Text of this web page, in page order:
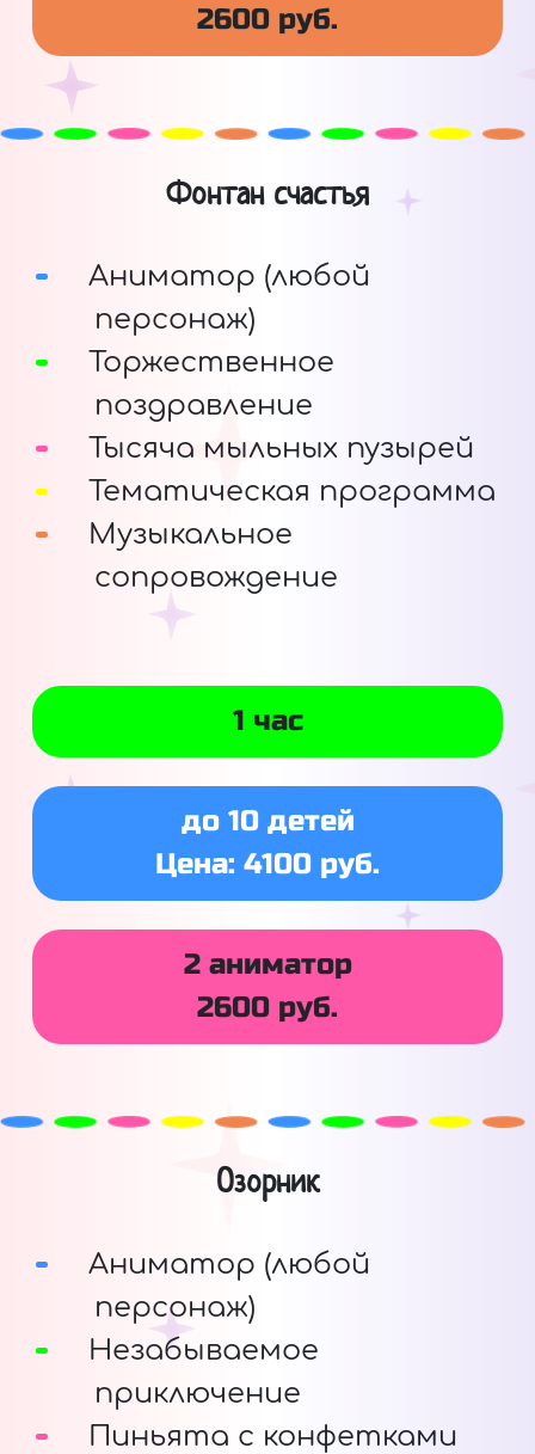
2600 руб.
Фонтан счастья
Аниматор (любой
персонаж)
Торжественное
поздравление
Тысяча мыльных пузырей
Тематическая программа
Музыкальное
сопровождение
1 час
до 10 детей
Цена: 4100 руб.
2 аниматор
2600 руб.
Озорник
Аниматор (любой
персонаж)
Незабываемое
приключение
Пиньята с конфетками